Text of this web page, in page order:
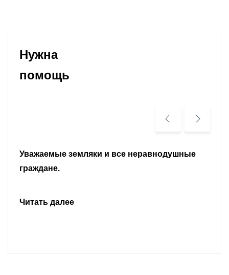
Нужна
помощь
Уважаемые земляки и все неравнодушные
граждане.
Читать далее